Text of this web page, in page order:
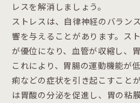
レスを解消しましょう。
ストレスは、自律神経のバラン
響を与えることがあります。ス
が優位になり、血管が収縮し、
これにより、胃腸の運動機能が
痢などの症状を引き起こすこと
は胃酸の分泌を促進し、胃の粘